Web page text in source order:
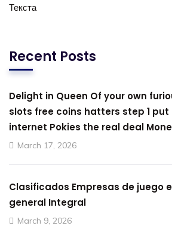
Текста
Recent Posts
Delight in Queen Of your own
slots free coins hatters step 1 put
internet Pokies the real deal
March 17, 2026
Clasificados Empresas de juego
general Integral
March 9, 2026